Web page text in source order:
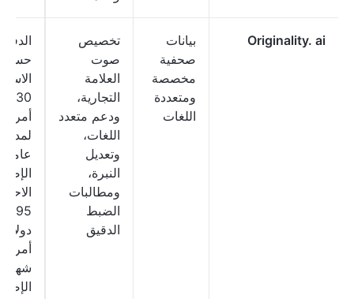
Originality. ai
بيانات
صحفية
مخصصة
ومتعددة
اللغات
تخصيص
صوت
العلامة
التجارية،
ودعم متعدد
اللغات،
وتعديل
النبرة،
ومطالبات
الضبط
الدقيق
الدفع
حسب
لمدة
14.95
دولارًا